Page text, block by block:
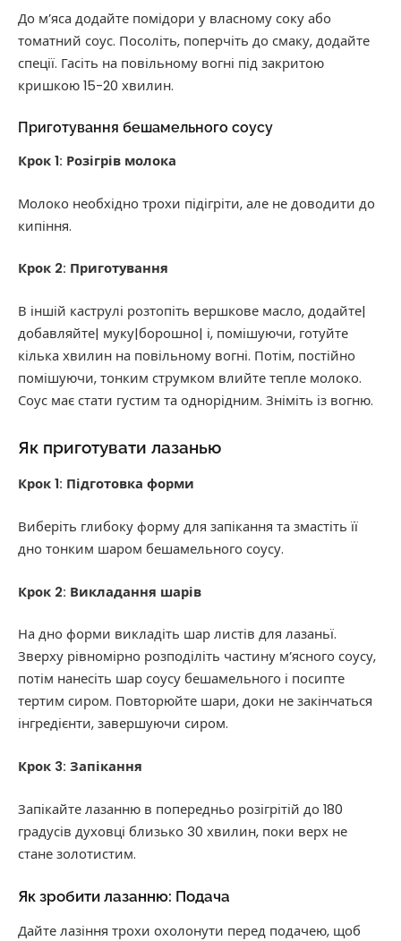
До м’яса додайте помідори у власному соку або
томатний соус. Посоліть, поперчіть до смаку, додайте
спеції. Гасіть на повільному вогні під закритою
кришкою 15-20 хвилин.
Приготування бешамельного соусу
Крок 1: Розігрів молока
Молоко необхідно трохи підігріти, але не доводити до
кипіння.
Крок 2: Приготування
В іншій каструлі розтопіть вершкове масло, додайте|
добавляйте| муку|борошно| і, помішуючи, готуйте
кілька хвилин на повільному вогні. Потім, постійно
помішуючи, тонким струмком влийте тепле молоко.
Соус має стати густим та однорідним. Зніміть із вогню.
Як приготувати лазанью
Крок 1: Підготовка форми
Виберіть глибоку форму для запікання та змастіть її
дно тонким шаром бешамельного соусу.
Крок 2: Викладання шарів
На дно форми викладіть шар листів для лазаньї.
Зверху рівномірно розподіліть частину м’ясного соусу,
потім нанесіть шар соусу бешамельного і посипте
тертим сиром. Повторюйте шари, доки не закінчаться
інгредієнти, завершуючи сиром.
Крок 3: Запікання
Запікайте лазанню в попередньо розігрітій до 180
градусів духовці близько 30 хвилин, поки верх не
стане золотистим.
Як зробити лазанню: Подача
Дайте лазіння трохи охолонути перед подачею, щоб